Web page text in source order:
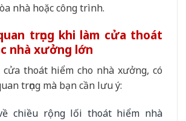
nhà hoặc công trình.
trọng khi làm cửa thoát
nhà xưởng lớn
thoát hiểm cho nhà xưởng, có
trọng mà bạn cần lưu ý: